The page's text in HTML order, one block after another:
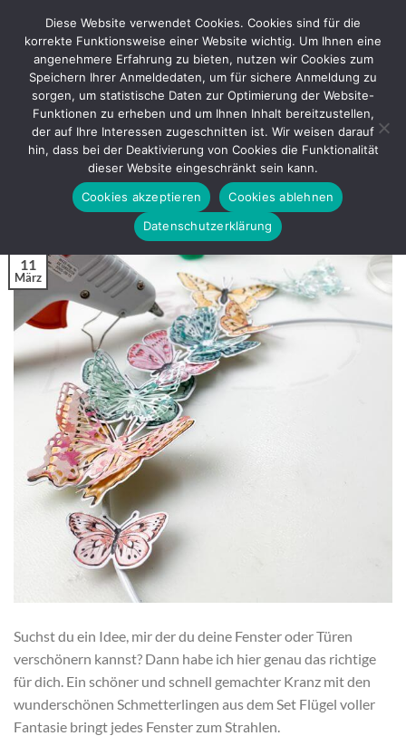
Inhalt
springen
BASTELANLEITUNG
Kranz mit den Fabelhaften Faltern –
Butterfly Brilliance
VERÖFFENTLICHT AMMÄRZ 11, 2021VONREGINA
11
März
Suchst du ein Idee, mir der du deine Fenster oder Türen
verschönern kannst? Dann habe ich hier genau das richtige
für dich. Ein schöner und schnell gemachter Kranz mit den
wunderschönen Schmetterlingen aus dem Set Flügel voller
Fantasie bringt jedes Fenster zum Strahlen.
Diese Website verwendet Cookies. Cookies sind für die
korrekte Funktionsweise einer Website wichtig. Um Ihnen eine
angenehmere Erfahrung zu bieten, nutzen wir Cookies zum
Speichern Ihrer Anmeldedaten, um für sichere Anmeldung zu
sorgen, um statistische Daten zur Optimierung der Website-
Funktionen zu erheben und um Ihnen Inhalt bereitzustellen,
der auf Ihre Interessen zugeschnitten ist. Wir weisen darauf
hin, dass bei der Deaktivierung von Cookies die Funktionalität
dieser Website eingeschränkt sein kann.
Cookies akzeptieren
Cookies ablehnen
Datenschutzerklärung